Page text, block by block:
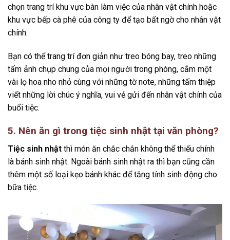
chọn trang trí khu vực bàn làm việc của nhân vật chính hoặc
khu vực bếp cà phê của công ty để tạo bất ngờ cho nhân vật
chính.
Bạn có thể trang trí đơn giản như treo bóng bay, treo những
tấm ảnh chụp chung của mọi người trong phòng, cắm một
vài lọ hoa nho nhỏ cùng với những tờ note, những tấm thiệp
viết những lời chúc ý nghĩa, vui vẻ gửi đến nhân vật chính của
buổi tiệc.
5. Nên ăn gì trong tiệc sinh nhật tại văn phòng?
Tiệc sinh nhật thì món ăn chắc chắn không thể thiếu chính
là bánh sinh nhật. Ngoài bánh sinh nhật ra thì bạn cũng cần
thêm một số loại kẹo bánh khác để tăng tính sinh động cho
bữa tiệc.